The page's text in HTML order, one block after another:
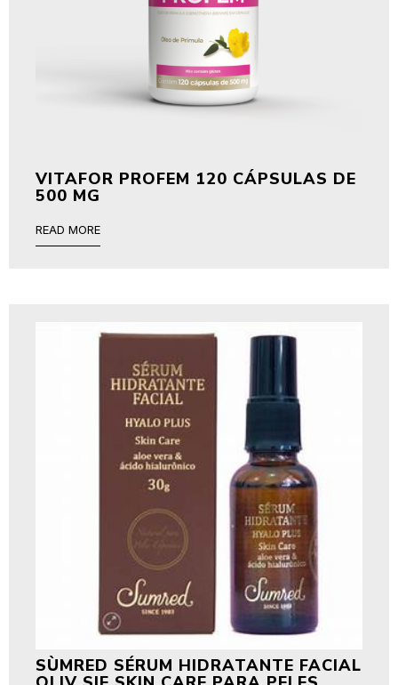
VITAFOR PROFEM 120 CÁPSULAS DE
500 MG
READ MORE
SÙMRED SÉRUM HIDRATANTE FACIAL